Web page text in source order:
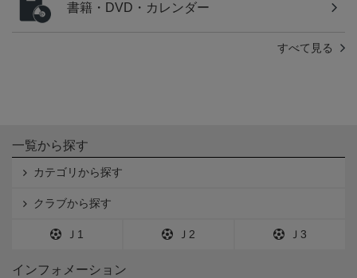
書籍・DVD・カレンダー
すべて見る
一覧から探す
カテゴリから探す
クラブから探す
Ｊ1 Ｊ2 Ｊ3
インフォメーション